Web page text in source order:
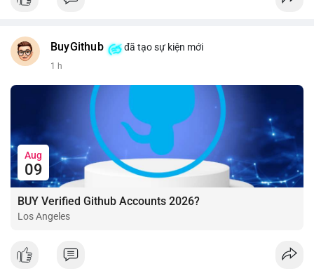
BuyGithub đã tạo sự kiện mới
1 h
Aug
09
BUY Verified Github Accounts 2026?
Los Angeles